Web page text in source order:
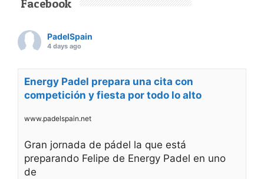
Facebook
PadelSpain
4 days ago
Energy Padel prepara una cita con
competición y fiesta por todo lo alto
www.padelspain.net
Gran jornada de pádel la que está
preparando Felipe de Energy Padel en uno
de